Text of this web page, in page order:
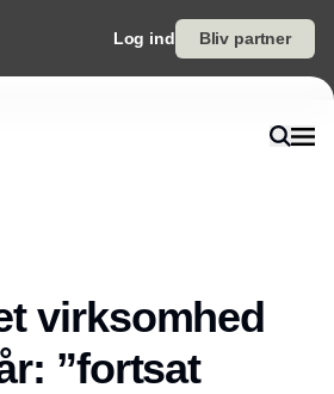
Log ind Bliv partner
virksomhed
”fortsat